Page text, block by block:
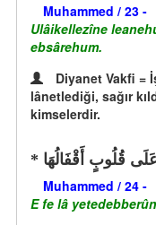
Muhammed / 23 -
Ulâikellezîne
ebsârehum.
Diyanet Vakfi =
lânetlediği, sağır
kimselerdir.
قُلُوبٍ أَقْفَالُهَا
Muhammed / 24 -
E fe lâ